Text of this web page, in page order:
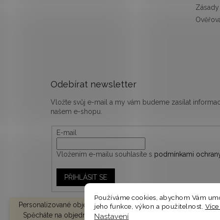
Používáme cookies, abychom Vám
jeho funkce, výkon a použitelnost.
Nastavení
Personalizované objednávky vyrábíme a odesíláme do 10-14
Spěcháte na objednávku? V košíku zvolte EXPRESNÍ DODÁNÍ ⭐
Odebírat newsletter
Vložte svůj e-mail a my vám budeme zasílat
našem e-shopu.
E-mail
Vložením e-mailu souhlasíte s podmínkami
PŘIHLÁSIT SE
Copyright 2026woodify.cz